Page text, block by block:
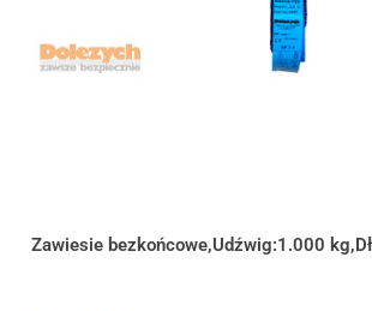
Zawiesie bezkońcowe,Udźwig:1.000